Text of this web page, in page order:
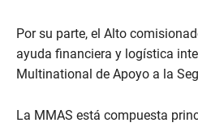
Por su parte, el Alto
ayuda financiera y logística
Multinational de Apoyo a la
La MMAS está compuesta